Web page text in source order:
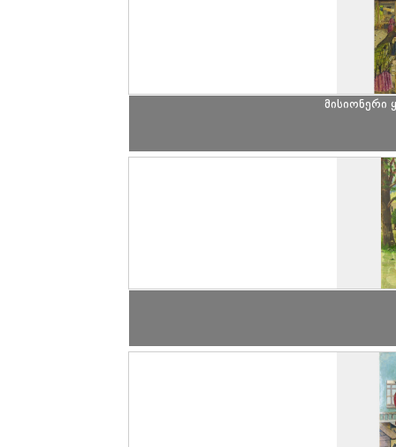
მისიონერი